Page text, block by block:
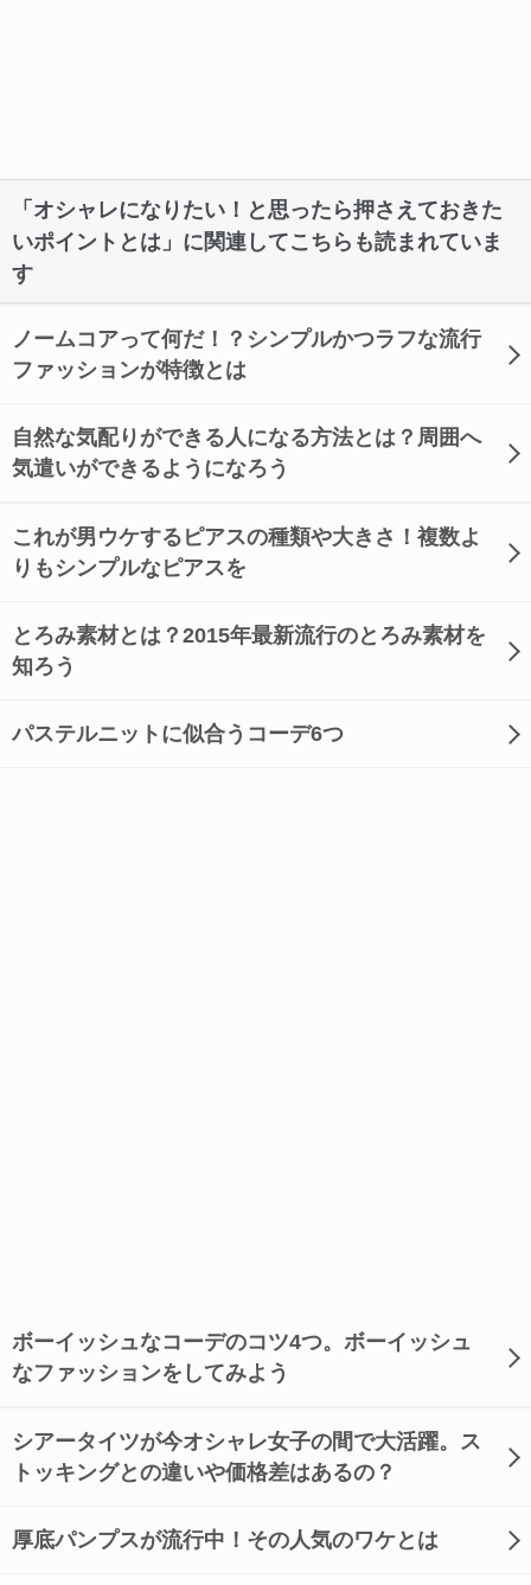
「オシャレになりたい！と思ったら押さえておきた
いポイントとは」に関連してこちらも読まれていま
す
ノームコアって何だ！？シンプルかつラフな流行
ファッションが特徴とは
自然な気配りができる人になる方法とは？周囲へ
気遣いができるようになろう
これが男ウケするピアスの種類や大きさ！複数よ
りもシンプルなピアスを
とろみ素材とは？2015年最新流行のとろみ素材を
知ろう
パステルニットに似合うコーデ6つ
ボーイッシュなコーデのコツ4つ。ボーイッシュ
なファッションをしてみよう
シアータイツが今オシャレ女子の間で大活躍。ス
トッキングとの違いや価格差はあるの？
厚底パンプスが流行中！その人気のワケとは